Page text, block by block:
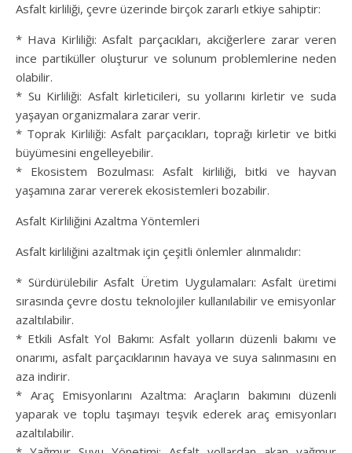
Asfalt kirliliği, çevre üzerinde birçok zararlı etkiye sahiptir:
* Hava Kirliliği: Asfalt parçacıkları, akciğerlere zarar veren
ince partiküller oluşturur ve solunum problemlerine neden
olabilir.
* Su Kirliliği: Asfalt kirleticileri, su yollarını kirletir ve suda
yaşayan organizmalara zarar verir.
* Toprak Kirliliği: Asfalt parçacıkları, toprağı kirletir ve bitki
büyümesini engelleyebilir.
* Ekosistem Bozulması: Asfalt kirliliği, bitki ve hayvan
yaşamına zarar vererek ekosistemleri bozabilir.
Asfalt Kirliliğini Azaltma Yöntemleri
Asfalt kirliliğini azaltmak için çeşitli önlemler alınmalıdır:
* Sürdürülebilir Asfalt Üretim Uygulamaları: Asfalt üretimi
sırasında çevre dostu teknolojiler kullanılabilir ve emisyonlar
azaltılabilir.
* Etkili Asfalt Yol Bakımı: Asfalt yolların düzenli bakımı ve
onarımı, asfalt parçacıklarının havaya ve suya salınmasını en
aza indirir.
* Araç Emisyonlarını Azaltma: Araçların bakımını düzenli
yaparak ve toplu taşımayı teşvik ederek araç emisyonları
azaltılabilir.